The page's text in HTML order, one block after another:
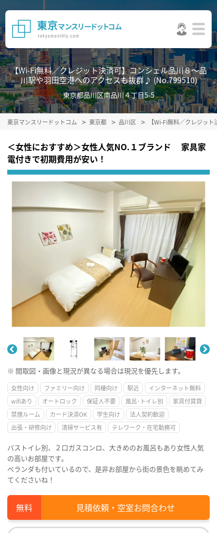
【Wi-Fi無料／クレジット決済可】コンシェル品川８～品
川駅や羽田空港へのアクセスも抜群♪ (No.799510)
東京都品川区南品川４丁目5-5
東京マンスリードットコム 東京都 品川区 【Wi-Fi無料／クレジッ
＜女性におすすめ＞女性人気NO.１ブランド 家具家
電付きで初期費用が安い！
※ 間取図・画像と現況が異なる場合は現況を優先します。
女性向け ファミリー向け 同棲向け 駅近
インターネット無料
wifiあり
オートロック 保証人不要 風呂･トイレ別
家具付賃貸
禁煙ルーム
カード決済OK 学生向け
法人契約歓迎
出張・研修向け
清掃サービス有 テレワーク・在宅勤務可
バストイレ別、２口ガスコンロ、大きめのお風呂もあり女性人気
の高いお部屋です。
ベランダも付いているので、是非お部屋から街の景色を眺めてみ
てくださいね！
見積依頼・空室お問合わせ